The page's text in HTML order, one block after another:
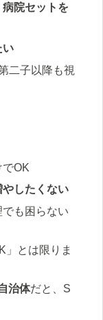
病院セットを
い
第二子以降も視
OK
したくない
も困らない
」とは限りま
治体だと、S